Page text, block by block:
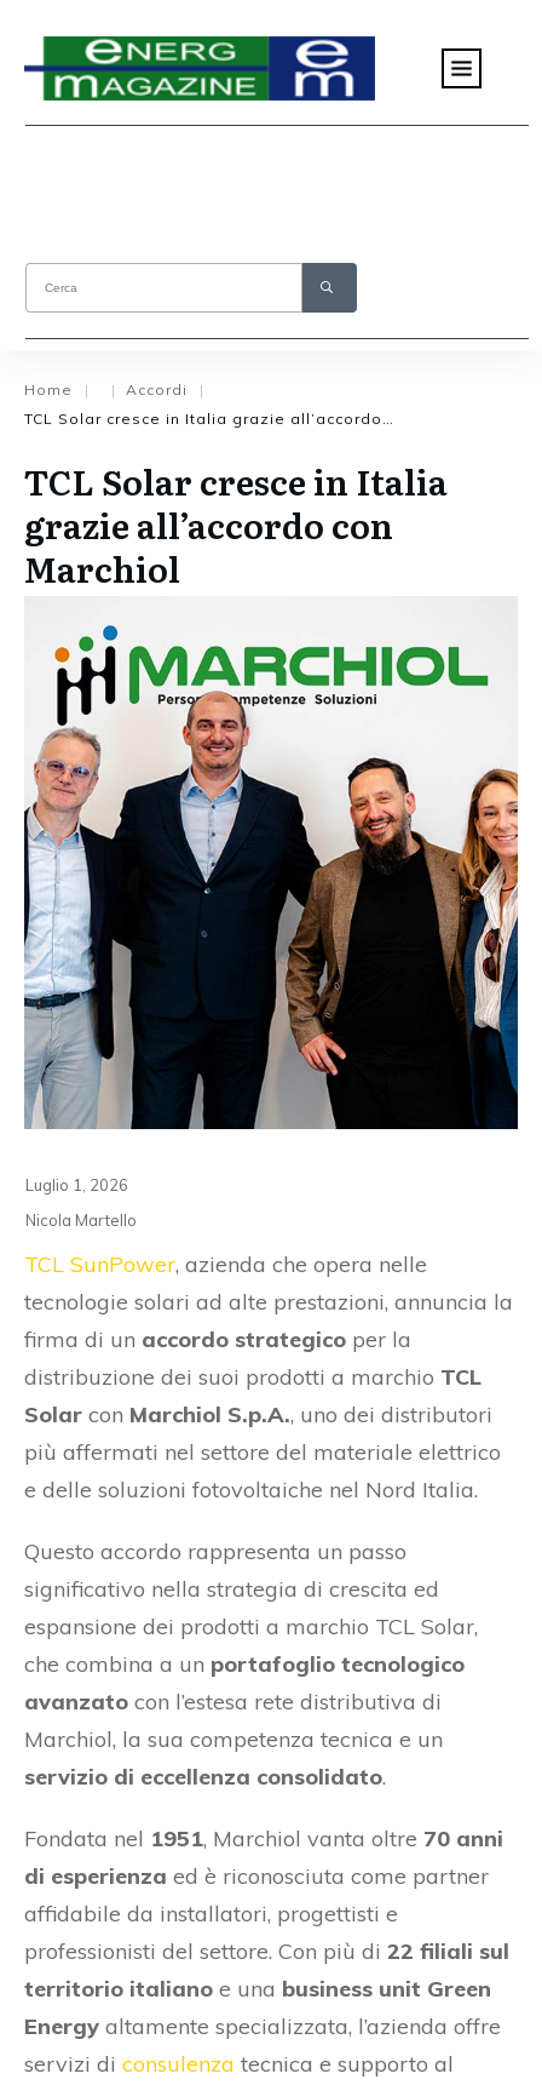
Home | | Accordi
|
TCL Solar cresce in Italia
grazie all’accordo con
Marchiol
Luglio 1, 2026
Nicola Martello
TCL SunPower, azienda che opera nelle
tecnologie solari ad alte prestazioni, annuncia la
firma di un accordo strategico per la
distribuzione dei suoi prodotti a marchio TCL
Solar con Marchiol S.p.A., uno dei distributori
più affermati nel settore del materiale elettrico
e delle soluzioni fotovoltaiche nel Nord Italia.
Questo accordo rappresenta un passo
significativo nella strategia di crescita ed
espansione dei prodotti a marchio TCL Solar,
che combina a un portafoglio tecnologico
avanzato con l’estesa rete distributiva di
Marchiol, la sua competenza tecnica e un
servizio di eccellenza consolidato.
Fondata nel 1951, Marchiol vanta oltre 70 anni
di esperienza ed è riconosciuta come partner
affidabile da installatori, progettisti e
professionisti del settore. Con più di 22 filiali sul
territorio italiano e una business unit Green
Energy altamente specializzata, l’azienda offre
servizi di consulenza tecnica e supporto al